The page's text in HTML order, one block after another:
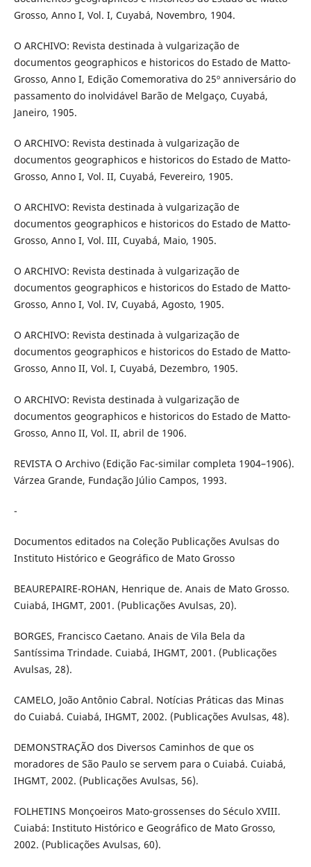
Grosso, Anno I, Vol. I, Cuyabá, Novembro, 1904.
O ARCHIVO: Revista destinada à vulgarização de
documentos geographicos e historicos do Estado de Matto-
Grosso, Anno I, Edição Comemorativa do 25º anniversário do
passamento do inolvidável Barão de Melgaço, Cuyabá,
Janeiro, 1905.
O ARCHIVO: Revista destinada à vulgarização de
documentos geographicos e historicos do Estado de Matto-
Grosso, Anno I, Vol. II, Cuyabá, Fevereiro, 1905.
O ARCHIVO: Revista destinada à vulgarização de
documentos geographicos e historicos do Estado de Matto-
Grosso, Anno I, Vol. III, Cuyabá, Maio, 1905.
O ARCHIVO: Revista destinada à vulgarização de
documentos geographicos e historicos do Estado de Matto-
Grosso, Anno I, Vol. IV, Cuyabá, Agosto, 1905.
O ARCHIVO: Revista destinada à vulgarização de
documentos geographicos e historicos do Estado de Matto-
Grosso, Anno II, Vol. I, Cuyabá, Dezembro, 1905.
O ARCHIVO: Revista destinada à vulgarização de
documentos geographicos e historicos do Estado de Matto-
Grosso, Anno II, Vol. II, abril de 1906.
REVISTA O Archivo (Edição Fac-similar completa 1904–1906).
Várzea Grande, Fundação Júlio Campos, 1993.
-
Documentos editados na Coleção Publicações Avulsas do
Instituto Histórico e Geográfico de Mato Grosso
BEAUREPAIRE-ROHAN, Henrique de. Anais de Mato Grosso.
Cuiabá, IHGMT, 2001. (Publicações Avulsas, 20).
BORGES, Francisco Caetano. Anais de Vila Bela da
Santíssima Trindade. Cuiabá, IHGMT, 2001. (Publicações
Avulsas, 28).
CAMELO, João Antônio Cabral. Notícias Práticas das Minas
do Cuiabá. Cuiabá, IHGMT, 2002. (Publicações Avulsas, 48).
DEMONSTRAÇÃO dos Diversos Caminhos de que os
moradores de São Paulo se servem para o Cuiabá. Cuiabá,
IHGMT, 2002. (Publicações Avulsas, 56).
FOLHETINS Monçoeiros Mato-grossenses do Século XVIII.
Cuiabá: Instituto Histórico e Geográfico de Mato Grosso,
2002. (Publicações Avulsas, 60).